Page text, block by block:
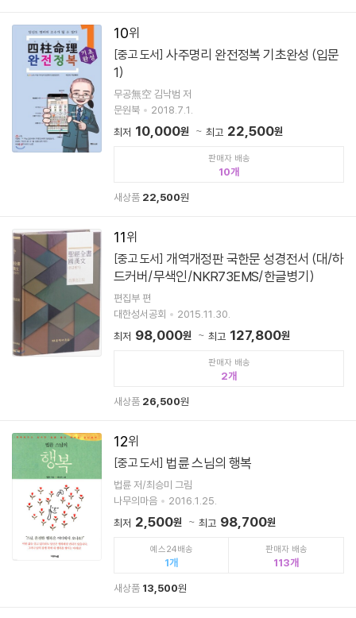
10
[중고 도서] 사주명리 완전정복 기초완성 (입문
1)
무공無空 김낙범 저
문원북
2018.7.1.
최저 10,000원 최고 22,500원
판매자 배송
10
새상품 22,500원
11
[중고 도서]
드커버/무색인/NKR73EMS/한글병기)
편집부 편
대한성서공회
2015.11.30.
최저 98,000원 최고 127,800원
판매자 배송
2
새상품 26,500원
12
[중고 도서] 법륜 스님의 행복
법륜 저/최승미 그림
나무의마음
2016.1.25.
최저 2,500원 최고 98,700원
예스24배송
1
판매자 배송
113
새상품 13,500원